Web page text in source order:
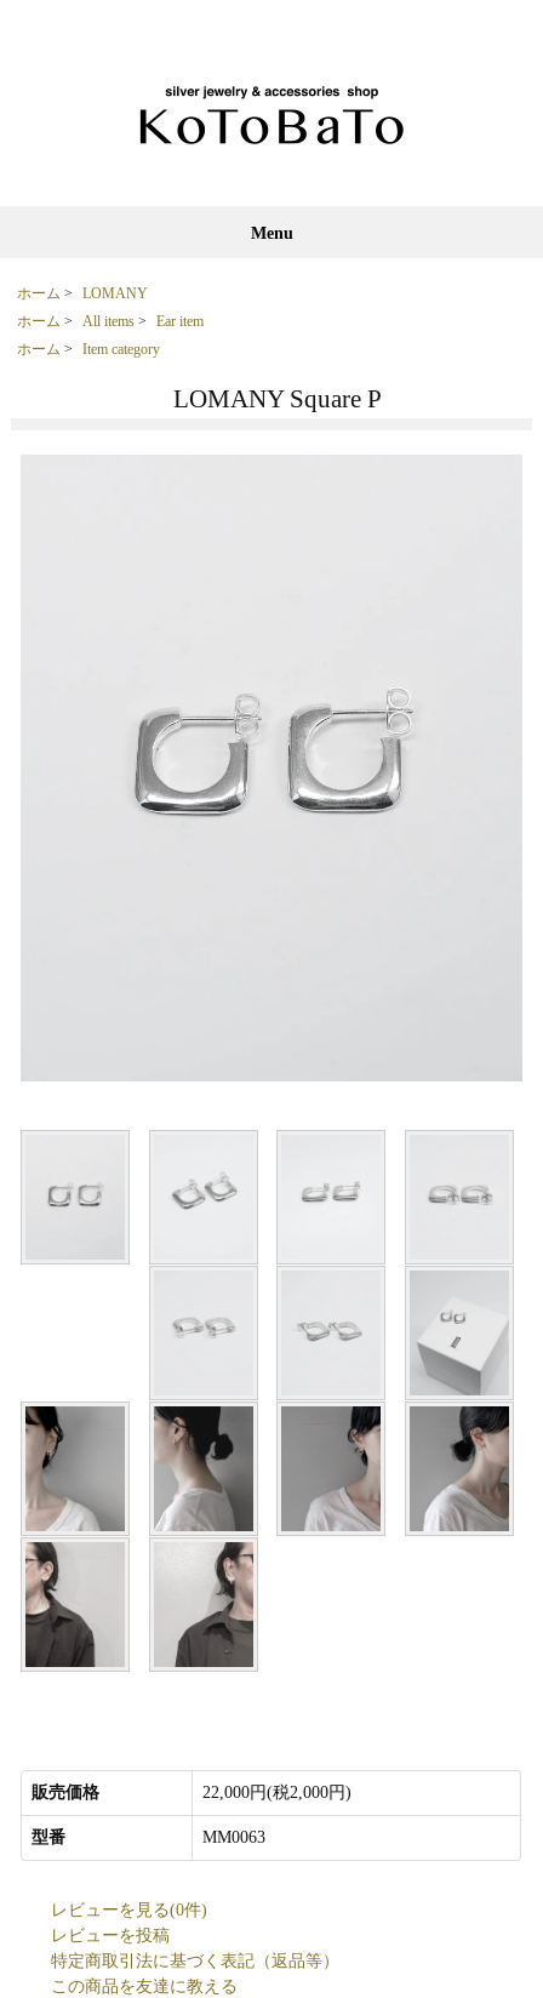
Menu
ホーム >
LOMANY
ホーム > All items >
Ear item
ホーム > Item category
LOMANY Square P
販売価格 22,000円(税2,000円)
型番 MM0063
レビューを見る(0件)
レビューを投稿
特定商取引法に基づく表記（返品等）
この商品を友達に教える